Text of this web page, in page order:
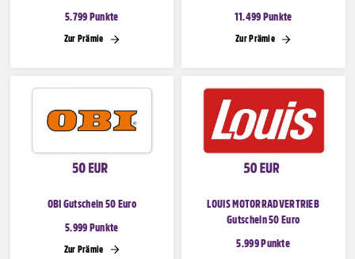
5.799 Punkte
Zur Prämie
11.499 Punkte
Zur Prämie
OBI Gutschein 50 Euro
5.999 Punkte
Zur Prämie
LOUIS MOTORRADVERTRIEB
Gutschein 50 Euro
5.999 Punkte